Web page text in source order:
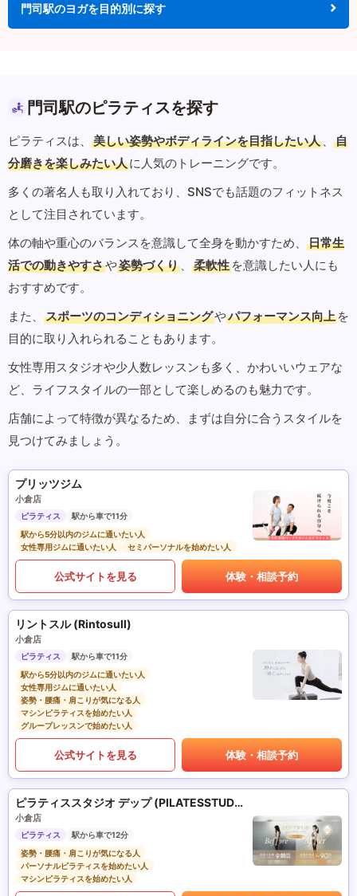
門司駅のヨガを目的別に探す
門司駅のピラティスを探す
ピラティスは、 美しい姿勢やボディラインを目指したい人 、
自
分磨きを楽しみたい人に人気のトレーニングです。
多くの著名人も取り入れており、SNSでも話題のフィットネス
として注目されています。
体の軸や重心のバランスを意識して全身を動かすため、
日常生
活での動きやすさや姿勢づくり 、 柔軟性 を意識したい人にも
おすすめです。
また、
スポーツのコンディショニングやパフォーマンス向上 を
目的に取り入れられることもあります。
女性専用スタジオや少人数レッスンも多く、かわいいウェアな
ど、ライフスタイルの一部として楽しめるのも魅力です。
店舗によって特徴が異なるため、まずは自分に合うスタイルを
見つけてみましょう。
プリッツジム
小倉店
ピラティス
駅から車で11分
駅から5分以内のジムに通いたい人
女性専用ジムに通いたい人
セミパーソナルを始めたい人
公式サイトを見る 体験・相談予約
リントスル (Rintosull)
小倉店
ピラティス
駅から車で11分
駅から5分以内のジムに通いたい人
女性専用ジムに通いたい人
姿勢・腰痛・肩こりが気になる人
マシンピラティスを始めたい人
グループレッスンで始めたい人
公式サイトを見る 体験・相談予約
ピラティススタジオ デップ (PILATESSTUDIO DEP)
小倉店
ピラティス
駅から車で12分
姿勢・腰痛・肩こりが気になる人
パーソナルピラティスを始めたい人
マシンピラティスを始めたい人